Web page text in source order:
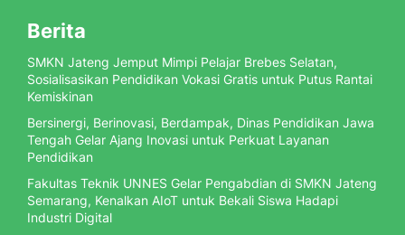
Berita
SMKN Jateng Jemput Mimpi Pelajar Brebes Selatan,
Sosialisasikan Pendidikan Vokasi Gratis untuk Putus Rantai
Kemiskinan
Bersinergi, Berinovasi, Berdampak, Dinas Pendidikan Jawa
Tengah Gelar Ajang Inovasi untuk Perkuat Layanan
Pendidikan
Fakultas Teknik UNNES Gelar Pengabdian di SMKN Jateng
Semarang, Kenalkan AIoT untuk Bekali Siswa Hadapi
Industri Digital